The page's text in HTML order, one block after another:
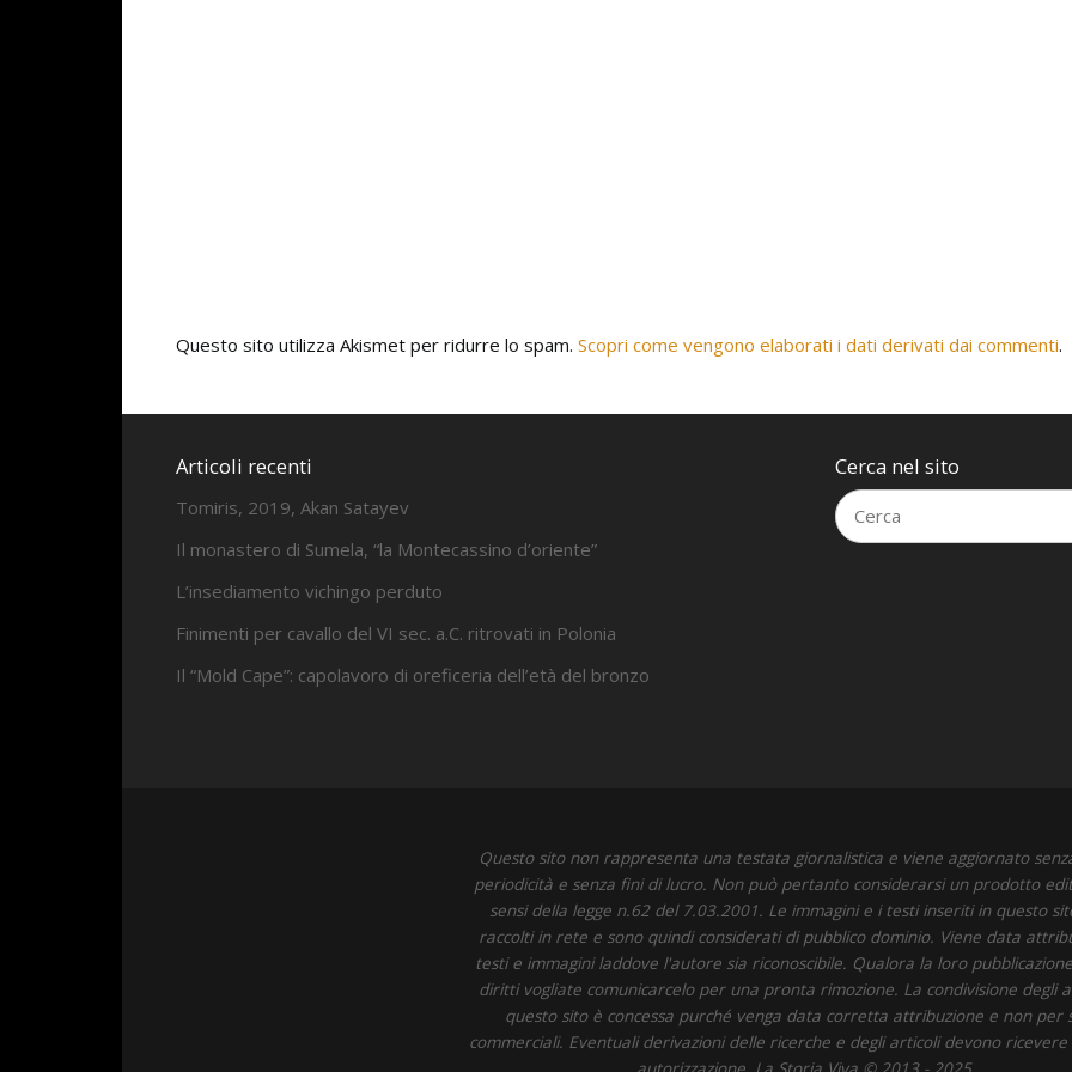
Questo sito utilizza Akismet per ridurre lo spam. Scopri come vengono elaborati i dati derivati dai commenti.
Articoli recenti
Tomiris, 2019, Akan Satayev
Il monastero di Sumela, “la Montecassino d’oriente”
L’insediamento vichingo perduto
Finimenti per cavallo del VI sec. a.C. ritrovati in Polonia
Il “Mold Cape”: capolavoro di oreficeria dell’età del bronzo
Cerca nel sito
Questo sito non rappresenta una testata giornalistica e viene aggiornato
periodicità e senza fini di lucro. Non può pertanto considerarsi un prodotto
sensi della legge n.62 del 7.03.2001. Le immagini e i testi inseriti in questo
raccolti in rete e sono quindi considerati di pubblico dominio. Viene data
testi e immagini laddove l'autore sia riconoscibile. Qualora la loro
diritti vogliate comunicarcelo per una pronta rimozione. La condivisione degli
questo sito è concessa purché venga data corretta attribuzione e non per
commerciali. Eventuali derivazioni delle ricerche e degli articoli devono